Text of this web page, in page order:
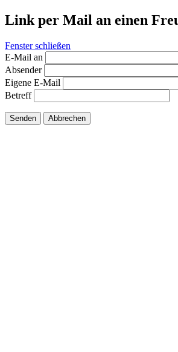
Link per Mail an einen
Fenster schließen
E-Mail an
Absender
Eigene E-Mail
Betreff
Senden Abbrechen